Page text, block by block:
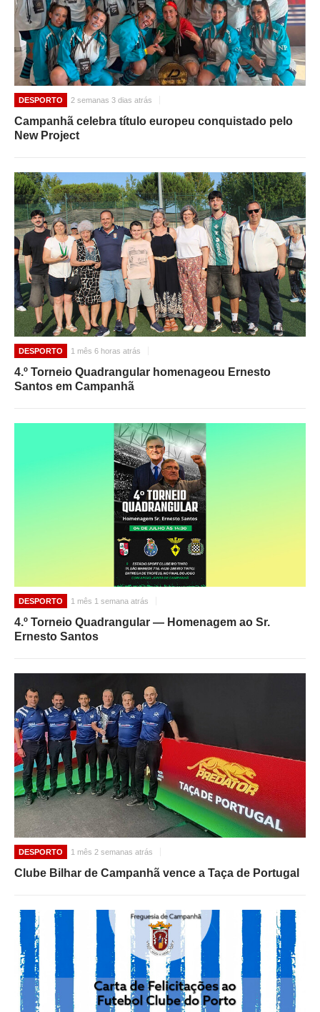
DESPORTO 2 semanas 3 dias atrás
Campanhã celebra título europeu conquistado pelo
New Project
DESPORTO 1 mês 6 horas atrás
4.º Torneio Quadrangular homenageou Ernesto
Santos em Campanhã
DESPORTO 1 mês 1 semana atrás
4.º Torneio Quadrangular — Homenagem ao Sr.
Ernesto Santos
DESPORTO 1 mês 2 semanas atrás
Clube Bilhar de Campanhã vence a Taça de Portugal